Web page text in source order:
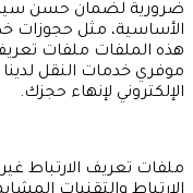
ضرورية لضمان حسن سير
الأساسية، مثل حجوزات
هذه الملفات ملفات
موفري خدمات النقل
الإلكتروني لإنهاء حجزك.
ملفات تعريف الارتباط